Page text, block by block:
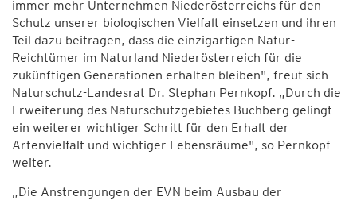
immer mehr Unternehmen Niederösterreichs für den
Schutz unserer biologischen Vielfalt einsetzen und ihren
Teil dazu beitragen, dass die einzigartigen Natur-
Reichtümer im Naturland Niederösterreich für die
zukünftigen Generationen erhalten bleiben", freut sich
Naturschutz-Landesrat Dr. Stephan Pernkopf. „Durch die
Erweiterung des Naturschutzgebietes Buchberg gelingt
ein weiterer wichtiger Schritt für den Erhalt der
Artenvielfalt und wichtiger Lebensräume", so Pernkopf
weiter.
„Die Anstrengungen der EVN beim Ausbau der